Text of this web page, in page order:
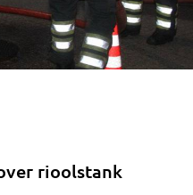
rioolstank